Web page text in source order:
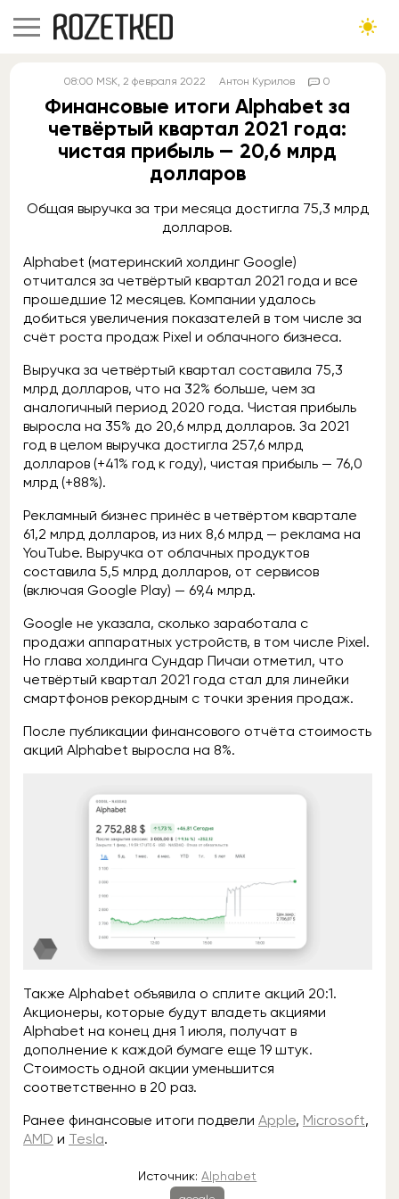
08:00 MSK, 2 февраля 2022 Антон Курилов 0
Финансовые итоги Alphabet за
четвёртый квартал 2021 года:
чистая прибыль — 20,6 млрд
долларов
Общая выручка за три месяца достигла 75,3 млрд
долларов.
Alphabet (материнский холдинг Google)
отчитался за четвёртый квартал 2021 года и все
прошедшие 12 месяцев. Компании удалось
добиться увеличения показателей в том числе за
счёт роста продаж Pixel и облачного бизнеса.
Выручка за четвёртый квартал составила 75,3
млрд долларов, что на 32% больше, чем за
аналогичный период 2020 года. Чистая прибыль
выросла на 35% до 20,6 млрд долларов. За 2021
год в целом выручка достигла 257,6 млрд
долларов (+41% год к году), чистая прибыль — 76,0
млрд (+88%).
Рекламный бизнес принёс в четвёртом квартале
61,2 млрд долларов, из них 8,6 млрд — реклама на
YouTube. Выручка от облачных продуктов
составила 5,5 млрд долларов, от сервисов
(включая Google Play) — 69,4 млрд.
Google не указала, сколько заработала с
продажи аппаратных устройств, в том числе Pixel.
Но глава холдинга Сундар Пичаи отметил, что
четвёртый квартал 2021 года стал для линейки
смартфонов рекордным с точки зрения продаж.
После публикации финансового отчёта стоимость
акций Alphabet выросла на 8%.
Также Alphabet объявила о сплите акций 20:1.
Акционеры, которые будут владеть акциями
Alphabet на конец дня 1 июля, получат в
дополнение к каждой бумаге еще 19 штук.
Стоимость одной акции уменьшится
соответственно в 20 раз.
Ранее финансовые итоги подвели Apple, Microsoft,
AMD и Tesla.
Источник:Alphabet